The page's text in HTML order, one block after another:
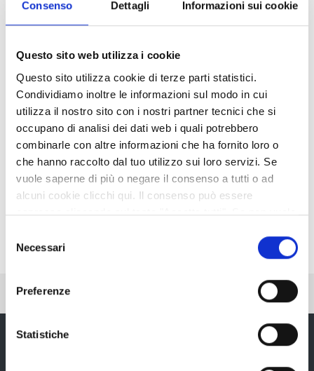
Consenso Dettagli Informazioni sui cookie
Questo sito web utilizza i cookie
Questo sito utilizza cookie di terze parti statistici.
Condividiamo inoltre le informazioni sul modo in cui
utilizza il nostro sito con i nostri partner tecnici che si
occupano di analisi dei dati web i quali potrebbero
combinarle con altre informazioni che ha fornito loro o
che hanno raccolto dal tuo utilizzo sui loro servizi. Se
vuole saperne di più o negare il consenso a tutti o ad
alcuni cookie clicchi qui. Il consenso può essere
espresso cliccando sul tasto "Accetta tutti". Se non vuole
tasto "Rifiuta".
delNecessari
Preferenze
Statistiche
Ingrandisci
Pubblicato: 21 Marzo 2018